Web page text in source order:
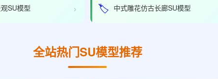
SU模型 › 🏷️ 中式雕花仿古长廊SU模型
全站热门SU模型推荐